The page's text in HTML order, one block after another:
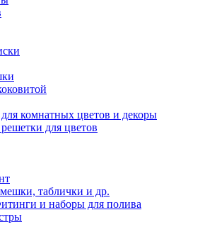
комнатных цветов и декоры
для цветов
таблички и др.
и наборы для полива